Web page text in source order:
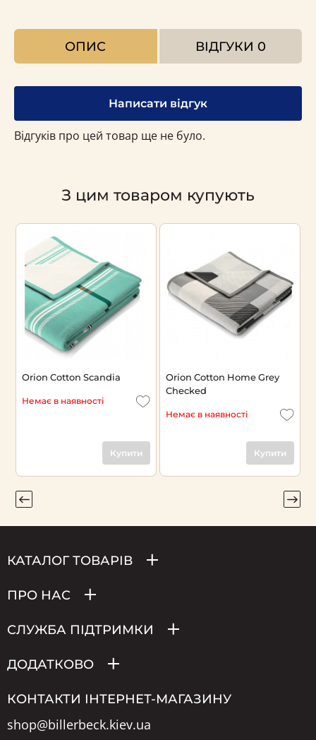
ОПИС ВІДГУКИ 0
Написати відгук
Відгуків про цей товар ще не було.
З цим товаром купують
Orion Cotton Scandia
Немає в наявності
Купити
Orion Cotton Home Grey
Checked
Немає в наявності
Купити
КАТАЛОГ ТОВАРІВ
ПРО НАС
СЛУЖБА ПІДТРИМКИ
ДОДАТКОВО
КОНТАКТИ ІНТЕРНЕТ-МАГАЗИНУ
shop@billerbeck.kiev.ua